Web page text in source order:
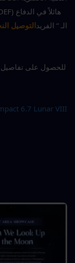
الـ “ الفريدالتوصيل